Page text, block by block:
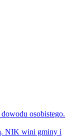
osobistego.
NIK wini gminy i